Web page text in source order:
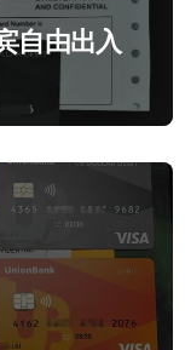
自由出入